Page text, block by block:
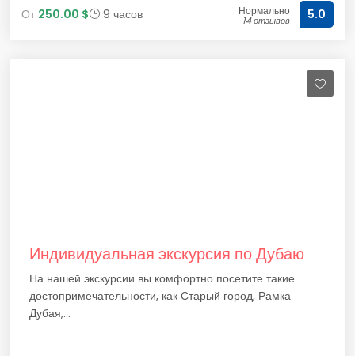
От 250.00 $ 9 часов Нормально
14 отзывов 5.0
Индивидуальная экскурсия по Дубаю
На нашей экскурсии вы комфортно посетите такие
достопримечательности, как Старый город, Рамка
Дубая,...